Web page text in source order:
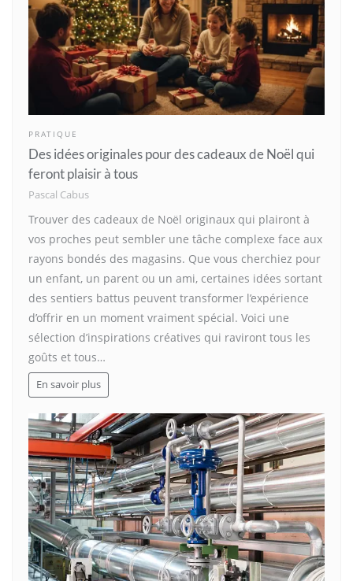
PRATIQUE
Des idées originales pour des cadeaux de Noël qui
feront plaisir à tous
Pascal Cabus
Trouver des cadeaux de Noël originaux qui plairont à
vos proches peut sembler une tâche complexe face aux
rayons bondés des magasins. Que vous cherchiez pour
un enfant, un parent ou un ami, certaines idées sortant
des sentiers battus peuvent transformer l’expérience
d’offrir en un moment vraiment spécial. Voici une
sélection d’inspirations créatives qui raviront tous les
goûts et tous…
En savoir plus